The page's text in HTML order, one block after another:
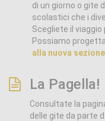
di un giorno o gite
scolastici che i
Scegliete il
Possiamo
alla nuova
La Pagella!
Consultate la
delle gite da parte